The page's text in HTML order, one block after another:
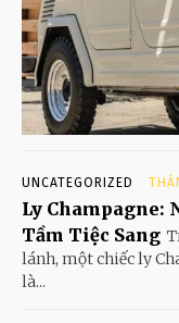
UNCATEGORIZED
Ly Champagne:
Tầm Tiệc Sang
lánh, một chiếc ly
là...